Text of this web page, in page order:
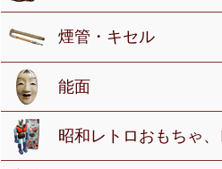
煙管・キセル
能面
昭和レトロおもちゃ